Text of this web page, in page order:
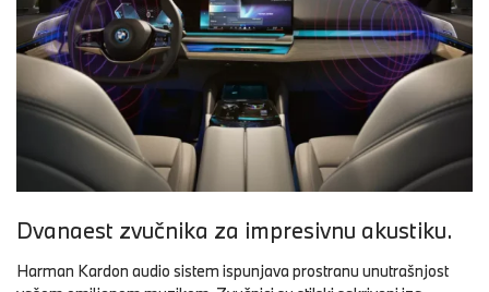
Dvanaest zvučnika za impresivnu akustiku.
Harman Kardon audio sistem ispunjava prostranu unutrašnjost